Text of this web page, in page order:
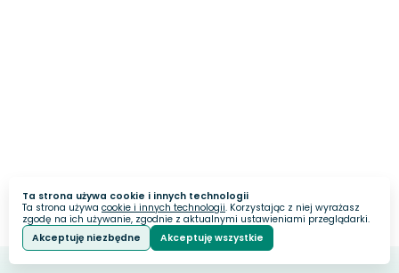
Ta strona używa cookie i innych technologii
Ta strona używa cookie i innych technologii. Korzystając z niej wyrażasz
zgodę na ich używanie, zgodnie z aktualnymi ustawieniami przeglądarki.
Akceptuję niezbędne
Akceptuję wszystkie